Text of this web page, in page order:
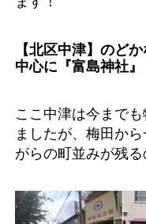
【北区中津】のど
中心に『富島神社』
ここ中津は今まで
ましたが、梅田か
がらの町並みが残る